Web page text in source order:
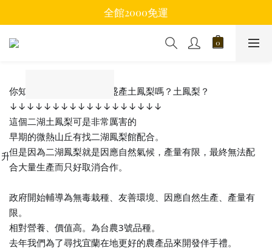
全館2000免運
你知道宜蘭員山鄉二湖有盛產土鳳梨嗎？土鳳梨？
↓↓↓↓↓↓↓↓↓↓↓↓↓↓↓↓↓↓
這個二湖土鳳梨可是非常厲害的
早期的微熱山丘有找二湖鳳梨館配合。
但是因為二湖鳳梨就是因應自然氣候，產量有限，最終無法配
合大量生產而只好取消合作。
二湖鳳梨價
政府開始輔導為無毒栽種、友善環境、因應自然生產、產量有
限。
相對營養、價值高。為台農3號品種。
去年我們為了尋找宜蘭在地更好的農產品來開發伴手禮。